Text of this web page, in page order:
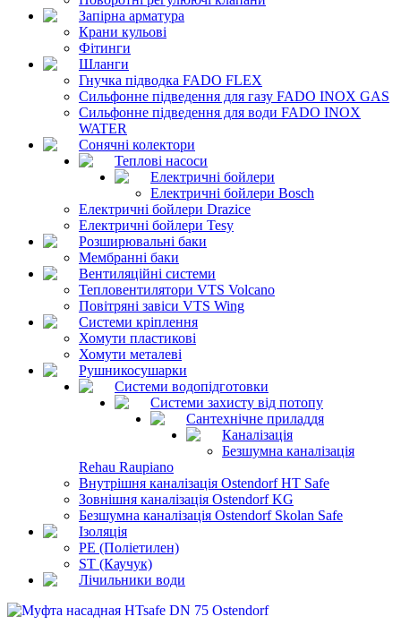
Запірна арматура
Крани кульові
Фітинги
Шланги
Гнучка підводка FADO FLEX
Сильфонне підведення для газу FADO INOX GAS
Сильфонне підведення для води FADO INOX
WATER
Сонячні колектори
Теплові насоси
Електричні бойлери
Електричні бойлери Bosch
Електричні бойлери Drazice
Електричні бойлери Tesy
Розширювальні баки
Мембранні баки
Вентиляційні системи
Тепловентилятори VTS Volcano
Повітряні завіси VTS Wing
Системи кріплення
Хомути пластикові
Хомути металеві
Рушникосушарки
Системи водопідготовки
Системи захисту від потопу
Сантехнічне приладдя
Каналізація
Безшумна каналізація
Rehau Raupiano
Внутрішня каналізація Ostendorf HT Safe
Зовнішня каналізація Ostendorf KG
Безшумна каналізація Ostendorf Skolan Safe
Ізоляція
PE (Поліетилен)
ST (Каучук)
Лічильники води